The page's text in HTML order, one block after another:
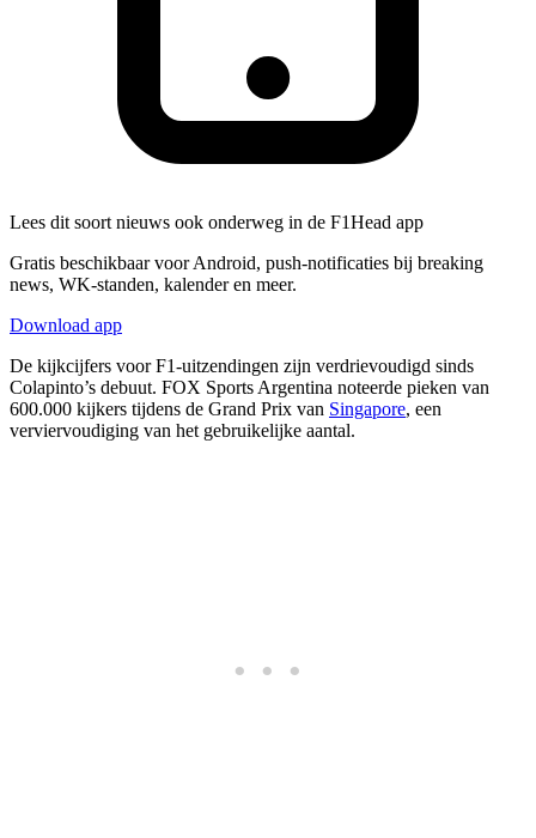
Lees dit soort nieuws ook onderweg in de F1Head app
Gratis beschikbaar voor Android, push-notificaties bij breaking
news, WK-standen, kalender en meer.
Download app
De kijkcijfers voor F1-uitzendingen zijn verdrievoudigd sinds
Colapinto’s debuut. FOX Sports Argentina noteerde pieken van
600.000 kijkers tijdens de Grand Prix van Singapore, een
verviervoudiging van het gebruikelijke aantal.